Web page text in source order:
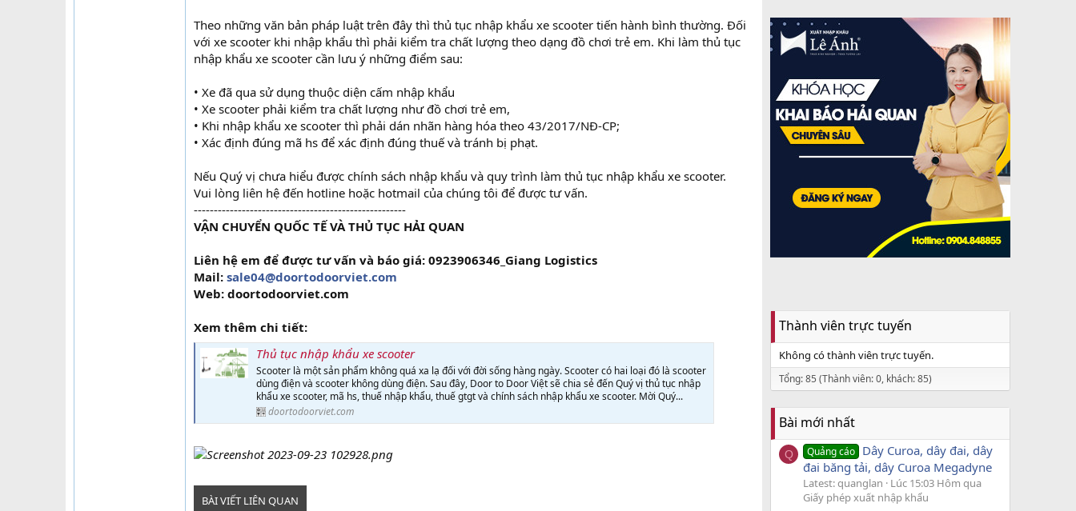
Theo những văn bản pháp luật trên đây thì thủ tục nhập khẩu xe scooter tiến hành bình thường. Đối
với xe scooter khi nhập khẩu thì phải kiểm tra chất lượng theo dạng đồ chơi trẻ em. Khi làm thủ tục
nhập khẩu xe scooter cần lưu ý những điểm sau:
• Xe đã qua sử dụng thuộc diện cấm nhập khẩu
• Xe scooter phải kiểm tra chất lượng như đồ chơi trẻ em,
• Khi nhập khẩu xe scooter thì phải dán nhãn hàng hóa theo 43/2017/NĐ-CP;
• Xác định đúng mã hs để xác định đúng thuế và tránh bị phạt.
Nếu Quý vị chưa hiểu được chính sách nhập khẩu và quy trình làm thủ tục nhập khẩu xe scooter.
Vui lòng liên hệ đến hotline hoặc hotmail của chúng tôi để được tư vấn.
-----------------------------------------------------
VẬN CHUYỂN QUỐC TẾ VÀ THỦ TỤC HẢI QUAN
Liên hệ em để được tư vấn và báo giá: 0923906346_Giang Logistics
Mail: sale04@doortodoorviet.com
Web: doortodoorviet.com
Xem thêm chi tiết:
Thủ tục nhập khẩu xe scooter
Scooter là một sản phẩm không quá xa lạ đối với đời sống hàng ngày. Scooter có hai loại đó là scooter
dùng điện và scooter không dùng điện. Sau đây, Door to Door Việt sẽ chia sẻ đến Quý vị thủ tục nhập
khẩu xe scooter, mã hs, thuế nhập khẩu, thuế gtgt và chính sách nhập khẩu xe scooter. Mời Quý...
doortodoorviet.com
BÀI VIẾT LIÊN QUAN
Thành viên trực tuyến
Không có thành viên trực tuyến.
Tổng: 85 (Thành viên: 0, khách: 85)
Bài mới nhất
Q Quảng cáo Dây Curoa, dây đai, dây
đai băng tải, dây Curoa Megadyne
Latest: quanglan
Lúc 15:03 Hôm qua
Giấy phép xuất nhập khẩu